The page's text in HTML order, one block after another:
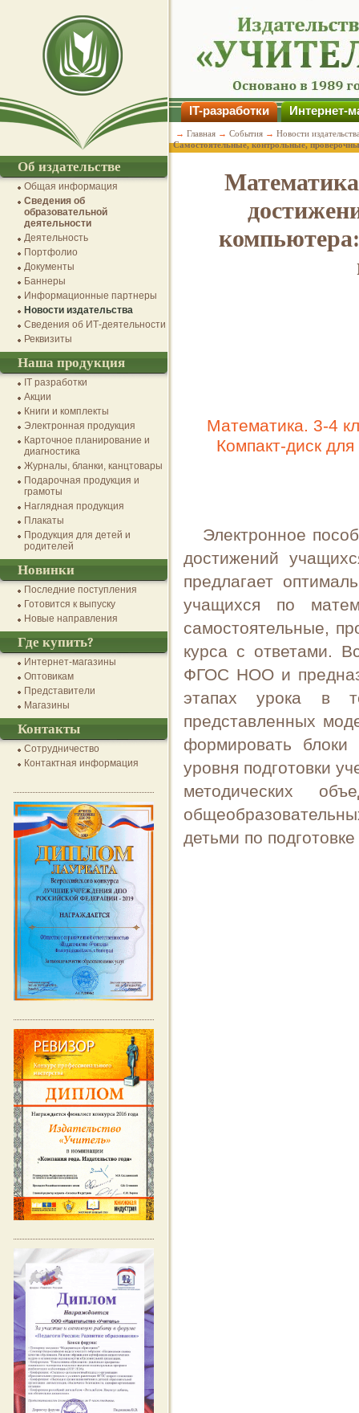
Математика. 3-4
Компакт-диск
Электронное
достижений
предлагает
учащихся по
самостоятельные,
курса с ответами.
ФГОС НОО и
этапах урока в
представленных
формировать
уровня подготовки
методических
детьми по
IT-разработки Интернет-
→ Главная → События → Новости
Самостоятельные, контрольные,
Об издательстве
Общая информация
Сведения об
образовательной
деятельности
Деятельность
Портфолио
Документы
Баннеры
Информационные партнеры
Новости издательства
Сведения об ИТ-деятельности
Реквизиты
Наша продукция
IT разработки
Акции
Книги и комплекты
Электронная продукция
Карточное планирование и
диагностика
Журналы, бланки, канцтовары
Подарочная продукция и
грамоты
Наглядная продукция
Плакаты
Продукция для детей и
родителей
Новинки
Последние поступления
Готовится к выпуску
Новые направления
Где купить?
Интернет-магазины
Оптовикам
Представители
Магазины
Контакты
Сотрудничество
Контактная информация